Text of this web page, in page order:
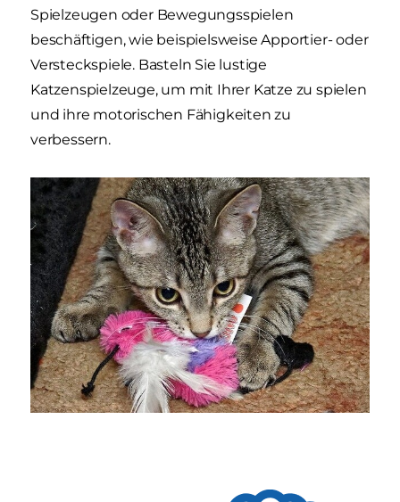
Spielzeugen oder Bewegungsspielen
beschäftigen, wie beispielsweise Apportier- oder
Versteckspiele. Basteln Sie lustige
Katzenspielzeuge, um mit Ihrer Katze zu spielen
und ihre motorischen Fähigkeiten zu
verbessern.